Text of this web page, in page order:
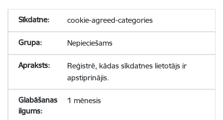
cookie-agreed-categories
Nepieciešams
Reģistrē, kādas sīkdatnes lietotājs ir
apstiprinājis.
1 mēnesis